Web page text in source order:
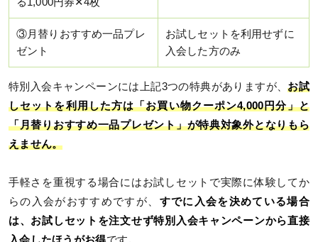
る1,000円券✕4枚
③月替りおすすめ一品プレ
ゼント
お試しセットを利用せずに
入会した方のみ
特別入会キャンペーンには上記3つの特典がありますが、お試
しセットを利用した方は「お買い物クーポン4,000円分」と
「月替りおすすめ一品プレゼント」が特典対象外となりもら
えません。
手軽さを重視する場合にはお試しセットで実際に体験してか
らの入会がおすすめですが、 すでに入会を決めている場合
は、お試しセットを注文せず特別入会キャンペーンから直接
入会したほうがお得です。